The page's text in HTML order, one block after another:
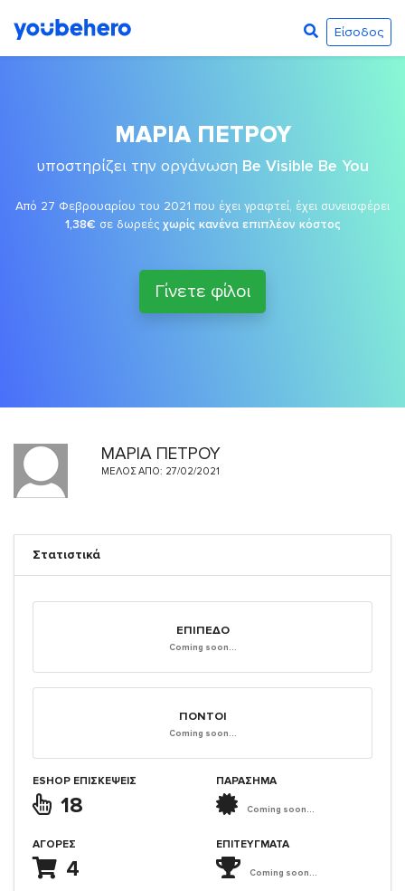
Είσοδος
ΜΑΡΙΑ ΠΕΤΡΟΥ
υποστηρίζει την οργάνωση Be Visible Be You
Από 27 Φεβρουαρίου του 2021 που έχει γραφτεί, έχει συνεισφέρει
1,38€ σε δωρεές χωρίς κανένα επιπλέον κόστος
Γίνετε φίλοι
ΜΑΡΙΑ ΠΕΤΡΟΥ
ΜΈΛΟΣ ΑΠΌ: 27/02/2021
Στατιστικά
ΕΠΊΠΕΔΟ
Coming soon...
ΠΌΝΤΟΙ
Coming soon...
ESHOP ΕΠΙΣΚΈΨΕΙΣ
18
ΑΓΟΡΈΣ
4
ΠΑΡΑΣΗΜΑ
Coming soon...
ΕΠΙΤΕΎΓΜΑΤΑ
Coming soon...